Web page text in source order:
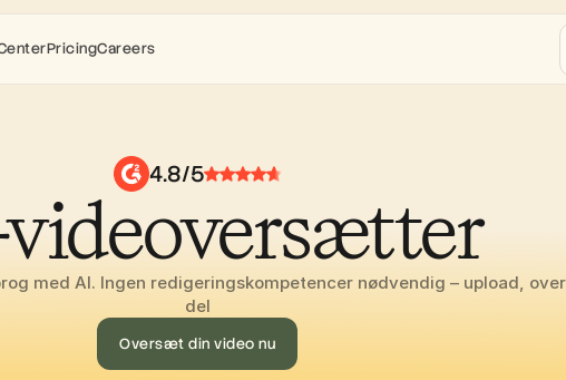
4.8/5
med AI. Ingen redigeringskompetencer nødvendig – upload,
del
Oversæt din video nu
PricingCareers